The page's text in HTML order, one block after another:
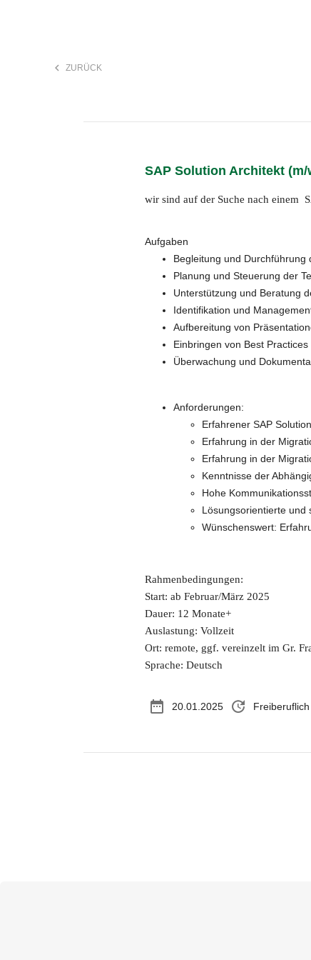
keyboard_arrow_left ZURÜCK
SAP Solution Architekt (m/
wir sind auf der Suche nach einem
Aufgaben
Begleitung und Durchführung
Planung und Steuerung der
Unterstützung und Beratung
Identifikation und
Aufbereitung von
Einbringen von Best
Überwachung und
Anforderungen:
Erfahrener SAP
Erfahrung in der
Erfahrung in der
Kenntnisse der
Hohe
Lösungsorientierte und
Wünschenswert:
Rahmenbedingungen:
Start: ab Februar/März 2025
Dauer: 12 Monate+
Auslastung: Vollzeit
Ort: remote, ggf. vereinzelt im Gr.
Sprache: Deutsch
date_range 20.01.2025 update Freiberuflich